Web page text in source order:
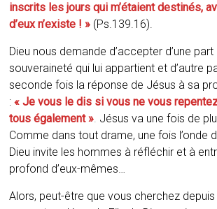
inscrits les jours qui m’étaient destinés,
d’eux n’existe ! » (Ps.139.16).
Dieu nous demande d’accepter d’une
souveraineté qui lui appartient et d’autre
seconde fois la réponse de Jésus à sa
:« Je vous le dis si vous ne vous
tous également ». Jésus va une fois de
Comme dans tout drame, une fois l’onde
Dieu invite les hommes à réfléchir et à
profond d’eux-mêmes…
Alors, peut-être que vous cherchez